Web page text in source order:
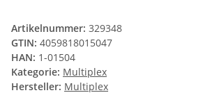
Artikelnummer: 329348
GTIN: 4059818015047
HAN: 1-01504
Kategorie: Multiplex
Hersteller: Multiplex